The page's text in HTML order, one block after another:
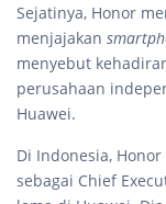
Sejatinya, Honor
menjajakan
menyebut
perusahaan
Huawei.
Di Indonesia,
sebagai Chief